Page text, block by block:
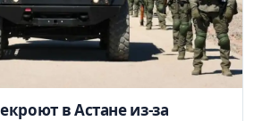
в Астане из-за